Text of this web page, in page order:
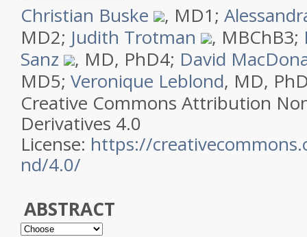
Christian Buske , MD1;
MD2; Judith Trotman , MBChB3;
Sanz
, MD, PhD4; David
MD5; Veronique Leblond, MD,
Creative Commons Attribution
Derivatives 4.0
License: https://
nd/4.0/
ABSTRACT